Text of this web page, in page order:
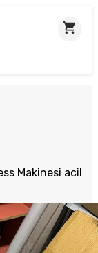
Makinesi acil